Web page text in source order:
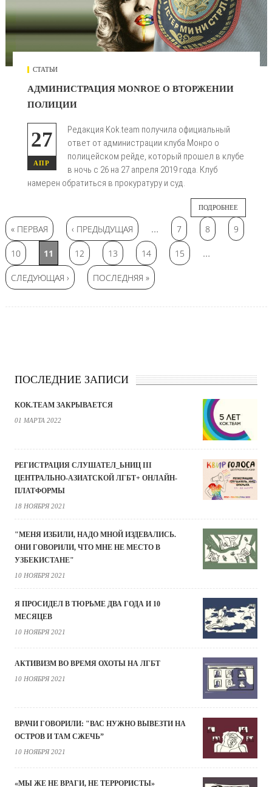
СТАТЬИ
АДМИНИСТРАЦИЯ MONROE О ВТОРЖЕНИИ
ПОЛИЦИИ
27
АПР
Редакция Kok.team получила официальный
ответ от администрации клуба Монро о
полицейском рейде, который прошел в клубе
в ночь с 26 на 27 апреля 2019 года. Клуб
намерен обратиться в прокуратуру и суд.
ПОДРОБНЕЕ
Страницы
« ПЕРВАЯ ‹ ПРЕДЫДУЩАЯ … 7 8 9
10 11 12 13 14 15 …
СЛЕДУЮЩАЯ › ПОСЛЕДНЯЯ »
ПОСЛЕДНИЕ ЗАПИСИ
KOK.TEAM ЗАКРЫВАЕТСЯ
01 МАРТА 2022
РЕГИСТРАЦИЯ СЛУШАТЕЛ_ЬНИЦ III
ЦЕНТРАЛЬНО-АЗИАТСКОЙ ЛГБТ+ ОНЛАЙН-
ПЛАТФОРМЫ
18 НОЯБРЯ 2021
"МЕНЯ ИЗБИЛИ, НАДО МНОЙ ИЗДЕВАЛИСЬ.
ОНИ ГОВОРИЛИ, ЧТО МНЕ НЕ МЕСТО В
УЗБЕКИСТАНЕ"
10 НОЯБРЯ 2021
Я ПРОСИДЕЛ В ТЮРЬМЕ ДВА ГОДА И 10
МЕСЯЦЕВ
10 НОЯБРЯ 2021
АКТИВИЗМ ВО ВРЕМЯ ОХОТЫ НА ЛГБТ
10 НОЯБРЯ 2021
ВРАЧИ ГОВОРИЛИ: "ВАС НУЖНО ВЫВЕЗТИ НА
ОСТРОВ И ТАМ СЖЕЧЬ”
10 НОЯБРЯ 2021
«МЫ ЖЕ НЕ ВРАГИ, НЕ ТЕРРОРИСТЫ»